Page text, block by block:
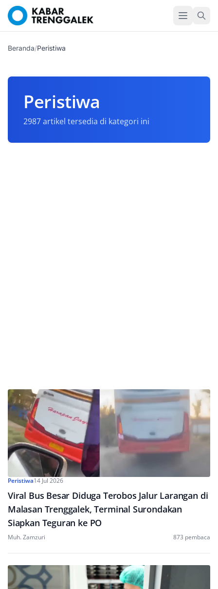
Beranda/Peristiwa
Peristiwa
2987 artikel tersedia di kategori ini
Peristiwa14 Jul 2026
Viral Bus Besar Diduga Terobos Jalur Larangan di
Malasan Trenggalek, Terminal Surondakan
Siapkan Teguran ke PO
Muh. Zamzuri 873 pembaca